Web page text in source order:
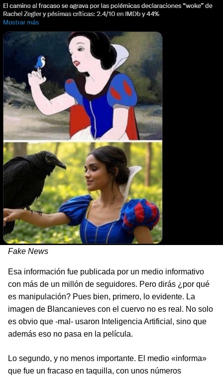
Fake News
Esa información fue publicada por un medio informativo
con más de un millón de seguidores. Pero dirás ¿por qué
es manipulación? Pues bien, primero, lo evidente. La
imagen de Blancanieves con el cuervo no es real. No solo
es obvio que -mal- usaron Inteligencia Artificial, sino que
además eso no pasa en la película.
Lo segundo, y no menos importante. El medio «informa»
que fue un fracaso en taquilla, con unos números